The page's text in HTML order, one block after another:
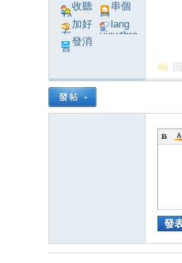
系
收聽
TA
串個
門
加好
友
lang
viewthre
發消
息
發